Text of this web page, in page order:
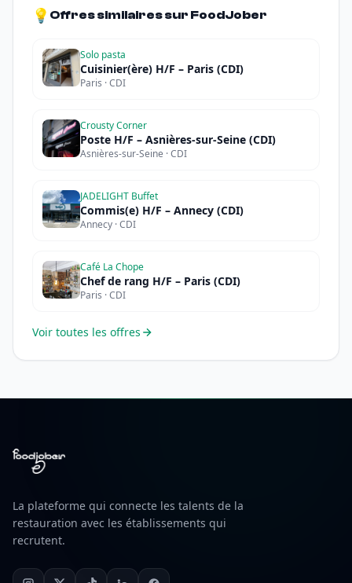
💡 Offres similaires sur FoodJober
Solo pasta
Cuisinier(ère) H/F – Paris (CDI)
Paris · CDI
Crousty Corner
Poste H/F – Asnières-sur-Seine (CDI)
Asnières-sur-Seine · CDI
JADELIGHT Buffet
Commis(e) H/F – Annecy (CDI)
Annecy · CDI
Café La Chope
Chef de rang H/F – Paris (CDI)
Paris · CDI
Voir toutes les offres
La plateforme qui connecte les talents de la
restauration avec les établissements qui
recrutent.